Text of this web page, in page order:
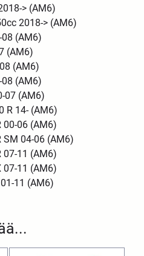
> (AM6)
2018-> (AM6)
08 (AM6)
(AM6)
(AM6)
(AM6)
07 (AM6)
R 14- (AM6)
00-06 (AM6)
SM 04-06 (AM6)
07-11 (AM6)
07-11 (AM6)
11 (AM6)